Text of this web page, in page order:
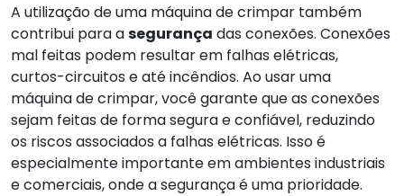
A utilização de uma máquina de crimpar também
contribui para asegurança das conexões. Conexões
mal feitas podem resultar em falhas elétricas,
curtos-circuitos e até incêndios. Ao usar uma
máquina de crimpar, você garante que as conexões
sejam feitas de forma segura e confiável, reduzindo
os riscos associados a falhas elétricas. Isso é
especialmente importante em ambientes industriais
e comerciais, onde a segurança é uma prioridade.